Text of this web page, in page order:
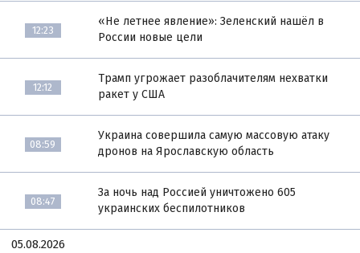
12:23
«Не летнее явление»: Зеленский нашёл в
России новые цели
12:12
Трамп угрожает разоблачителям нехватки
ракет у США
08:59
Украина совершила самую массовую атаку
дронов на Ярославскую область
08:47
За ночь над Россией уничтожено 605
украинских беспилотников
05.08.2026